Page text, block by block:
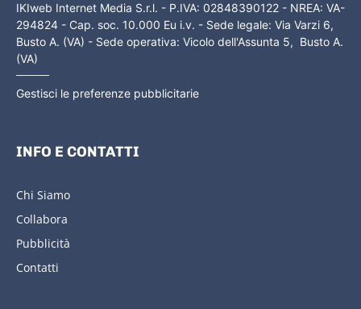
IKIweb Internet Media S.r.l. - P.IVA: 02848390122 - NREA: VA-
294824 - Cap. soc. 10.000 Eu i.v. - Sede legale: Via Varzi 6,
Busto A. (VA) - Sede operativa: Vicolo dell'Assunta 5, Busto A.
(VA)
Gestisci le preferenze pubblicitarie
INFO E CONTATTI
Chi Siamo
Collabora
Pubblicità
Contatti